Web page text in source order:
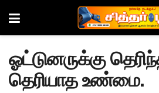
ஓட்டுனருக்கு
தெரியாத உண்மை.